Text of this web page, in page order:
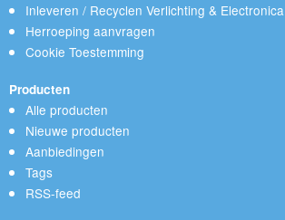
Inleveren / Recyclen Verlichting & Electronica
Herroeping aanvragen
Cookie Toestemming
Producten
Alle producten
Nieuwe producten
Aanbiedingen
Tags
RSS-feed